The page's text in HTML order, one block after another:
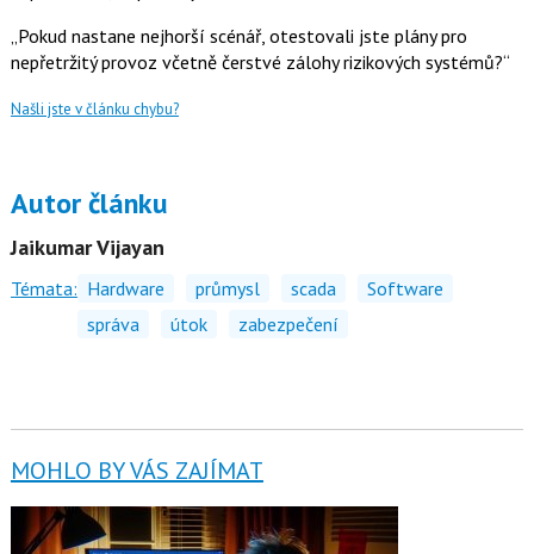
„Pokud nastane nejhorší scénář, otestovali jste plány pro
nepřetržitý provoz včetně čerstvé zálohy rizikových systémů?“
Našli jste v článku chybu?
Autor článku
Jaikumar Vijayan
Témata: Hardware průmysl scada
Software
správa
útok zabezpečení
MOHLO BY VÁS ZAJÍMAT